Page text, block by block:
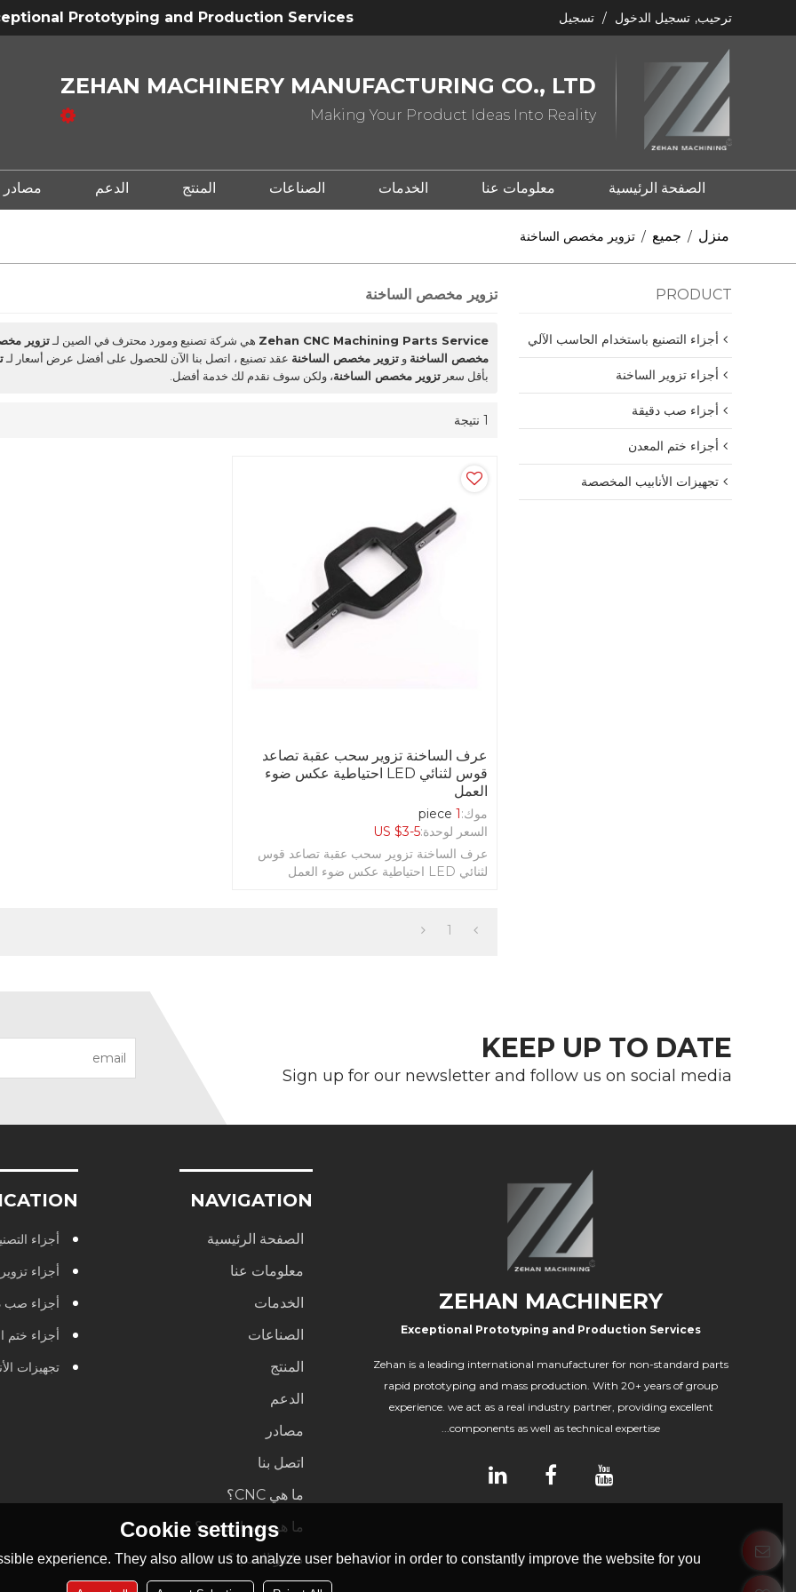
ترحيب, تسجيل الدخول / تسجيل Prototyping and Production Services
ZEHAN MACHINERY MANUFACTURING CO., LTD
Making Your Product Ideas Into Reality
الصفحة الرئيسية معلومات عنا الخدمات الصناعات المنتج الدعم مصادر
منزل / جميع / تزوير مخصص الساخنة
PRODUCT
أجزاء التصنيع باستخدام الحاسب الآلي
أجزاء تزوير الساخنة
أجزاء صب دقيقة
أجزاء ختم المعدن
تجهيزات الأنابيب المخصصة
تزوير مخصص الساخنة
Zehan CNC Machining Parts Service هي شركة تصنيع ومورد محترف في الصين لـتزوير
مخصص الساخنة و تزوير مخصص الساخنة عقد تصنيع ، اتصل بنا الآن للحصول على أفضل عرض أسعار لـ
بأقل سعر تزوير مخصص الساخنة، ولكن سوف نقدم لك خدمة أفضل.
1 نتيجة
عرف الساخنة تزوير سحب عقبة تصاعد
قوس لثنائي LED احتياطية عكس ضوء
العمل
موك:1
piece
السعر لوحدة:
US $3-5
عرف الساخنة تزوير سحب عقبة تصاعد قوس
لثنائي LED احتياطية عكس ضوء العمل
1
KEEP UP TO DATE
Sign up for our newsletter and follow us on social media
ZEHAN MACHINERY
Exceptional Prototyping and Production Services
Zehan is a leading international manufacturer for non-standard parts
rapid prototyping and mass production. With 20+ years of group
experience. we act as a real industry partner, providing excellent
components as well as technical expertise...
NAVIGATION
الصفحة الرئيسية
معلومات عنا
الخدمات
الصناعات
المنتج
الدعم
مصادر
اتصل بنا
ما هي CNC؟
ما هو ختم المعدن؟
ما هو الصب؟
أجزاء
أجزاء
أجزاء صب
أجزاء ختم
تجهيزات
Cookie settings
experience. They also allow us to analyze user behavior in order to constantly improve the website for you.